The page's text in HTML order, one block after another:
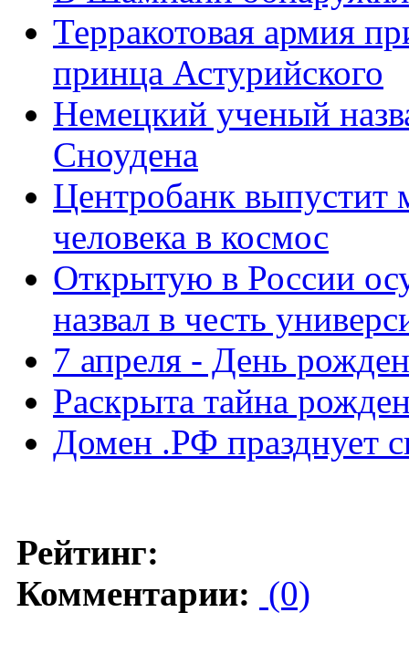
Терракотовая армия
принца Астурийского
Немецкий ученый
Сноудена
Центробанк выпустит
человека в космос
Открытую в России
назвал в честь
7 апреля - День
Раскрыта тайна
Домен .РФ празднует
Рейтинг:
Комментарии: (0)